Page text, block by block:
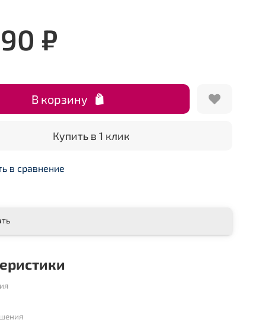
₽
В корзину
Купить в 1 клик
в сравнение